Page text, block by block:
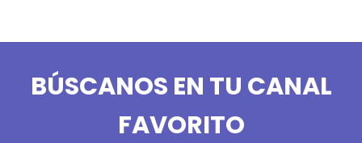
BÚSCANOS EN TU CANAL
FAVORITO